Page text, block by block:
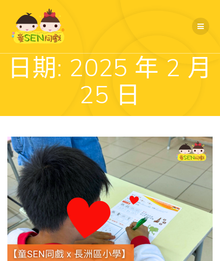
日期: 2025 年 2 月
25 日